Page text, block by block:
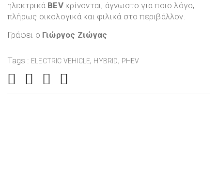
ηλεκτρικά BEV κρίνονται, άγνωστο για ποιο λόγο,
πλήρως οικολογικά και φιλικά στο περιβάλλον.
Γράφει ο Γιώργος Ζιώγας
Tags : ELECTRIC VEHICLE, HYBRID, PHEV